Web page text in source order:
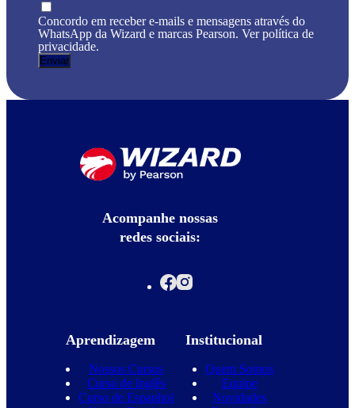
Concordo em receber e-mails e mensagens através do
WhatsApp da Wizard e marcas Pearson. Ver política de
privacidade.
Acompanhe nossas
redes sociais:
Aprendizagem
Nossos Cursos
Curso de Inglês
Curso de Espanhol
Institucional
Quem Somos
Equipe
Novidades